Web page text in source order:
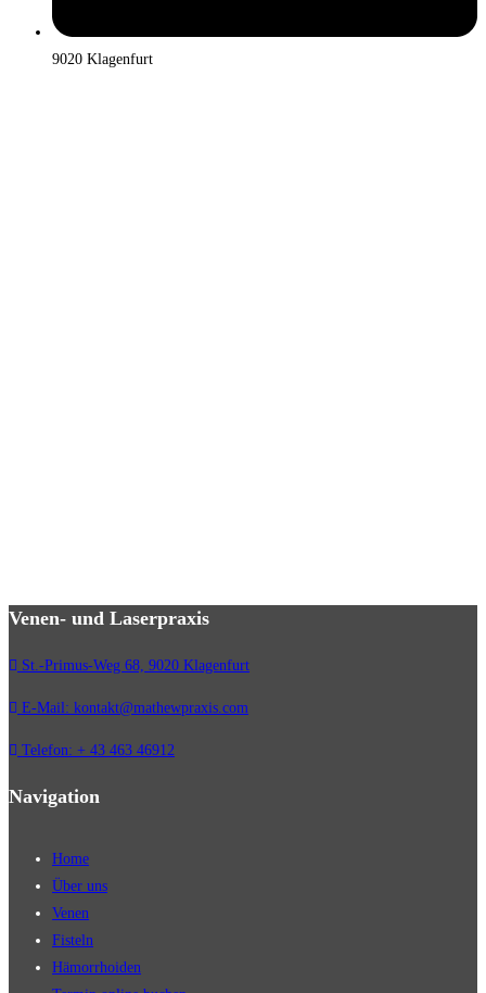
9020 Klagenfurt
Venen- und Laserpraxis
St.-Primus-Weg 68, 9020 Klagenfurt
E-Mail: kontakt@mathewpraxis.com
Telefon: + 43 463 46912
Navigation
Home
Über uns
Venen
Fisteln
Hämorrhoiden